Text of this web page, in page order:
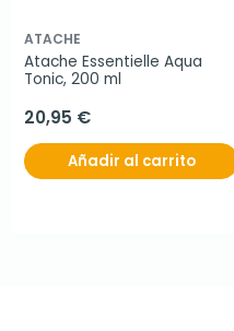
ATACHE
Atache Essentielle Aqua
Tonic, 200 ml
20,95 €
Añadir al carrito